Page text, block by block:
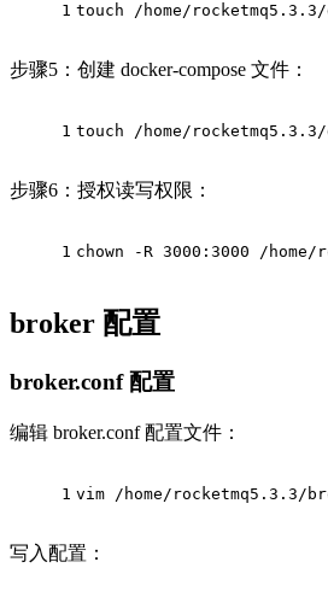
1 touch /home/
步骤5：创建 docker-compose 文件：
1 touch /home/rocketmq5.3.3/
步骤6：授权读写权限：
1 chown -R 3000:3000 /home/
broker 配置
broker.conf 配置
编辑 broker.conf 配置文件：
1 vim /home/rocketmq5.3.3/
写入配置：